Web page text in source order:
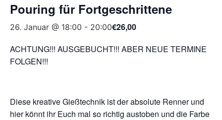
Pouring für Fortgeschrittene
26. Januar @ 18:00 - 20:00€26,00
ACHTUNG!!! AUSGEBUCHT!!! ABER NEUE TERMINE
FOLGEN!!!
Diese kreative Gießtechnik ist der absolute Renner und
hier könnt ihr Euch mal so richtig austoben und die Farbe